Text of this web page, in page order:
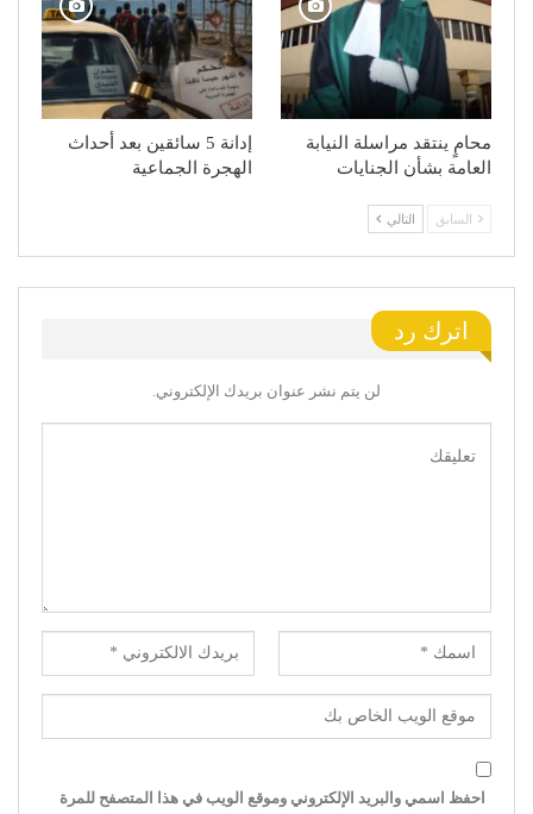
محامٍ ينتقد مراسلة النيابة
العامة بشأن الجنايات
إدانة 5 سائقين بعد أحداث
الهجرة الجماعية
السابق التالي
اترك رد
لن يتم نشر عنوان بريدك الإلكتروني.
احفظ اسمي والبريد الإلكتروني وموقع الويب في هذا المتصفح للمرة